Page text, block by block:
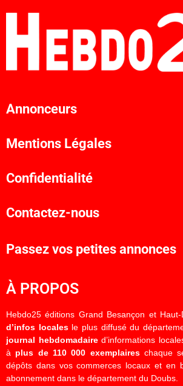
Annonceurs
Mentions Légales
Confidentialité
Contactez-nous
Passez vos petites annonces
À PROPOS
Hebdo25 éditions Grand Besançon et
d’infos localesle plus diffusé du
journal hebdomadaired’informations
à plus de 110 000 exemplaireschaque
dépôts dans vos commerces locaux et en
abonnement dans le département du Doubs.